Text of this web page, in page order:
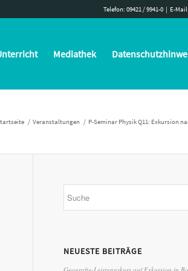
Telefon: 09421 / 9941-0 | E-Mail
Mediathek
/ Veranstaltungen / P-Seminar Physik Q11: Exkursion
NEUESTE BEITRÄGE